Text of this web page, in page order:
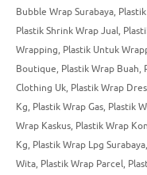
Bubble Wrap Surabaya,
Plastik Shrink Wrap Jual,
Wrapping, Plastik Untuk
Boutique, Plastik Wrap Buah,
Clothing Uk, Plastik Wrap
Kg, Plastik Wrap Gas, Plastik
Wrap Kaskus, Plastik Wrap
Kg, Plastik Wrap Lpg Surabaya,
Wita, Plastik Wrap Parcel,